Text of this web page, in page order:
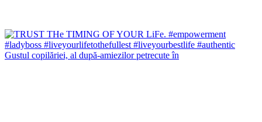
Gustul copilăriei, al după-amiezilor petrecute în